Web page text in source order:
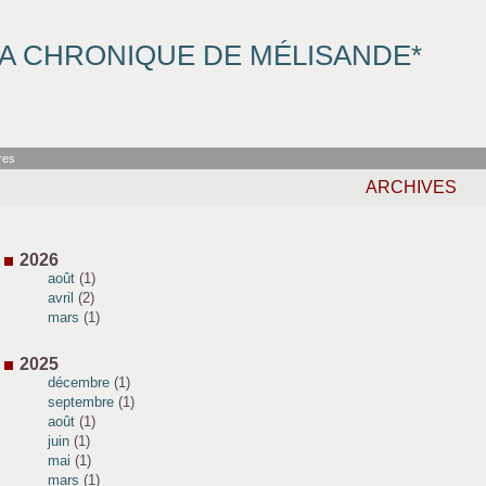
CHRONIQUE DE MÉLISANDE*
ARCHIVES
2026
août (1)
avril (2)
mars (1)
2025
décembre (1)
septembre (1)
août (1)
juin (1)
mai (1)
mars (1)